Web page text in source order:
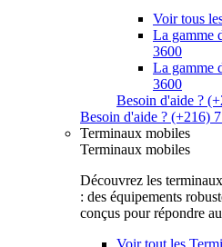
Voir tous
La gamme
3600
La gamme
3600
Besoin d'aide ?
Besoin d'aide ? (+216)
Terminaux mobiles
Terminaux mobiles
Découvrez les
: des équipements
conçus pour répondre
Voir tout les